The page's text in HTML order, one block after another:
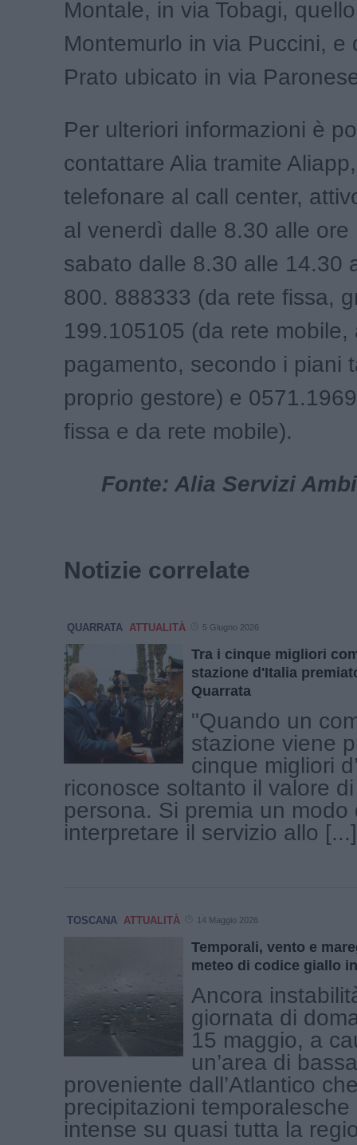
Montale, in via Tobagi,
Montemurlo in via Puccini, e
Prato ubicato in via
Per ulteriori informazioni è
contattare Alia tramite
telefonare al call center,
al venerdì dalle 8.30 alle ore
sabato dalle 8.30 alle 14.30
800. 888333 (da rete fissa,
199.105105 (da rete mobile,
pagamento, secondo i piani
proprio gestore) e
fissa e da rete mobile).
Fonte: Alia Servizi
Notizie correlate
QUARRATA ATTUALITÀ 5 Giugno 2026
Tra i cinque migliori
stazione d'Italia
Quarrata
"Quando un
stazione viene
cinque migliori
riconosce soltanto il valore
persona. Si premia un modo
interpretare il servizio allo [...]
TOSCANA ATTUALITÀ 14 Maggio 2026
Temporali, vento e
meteo di codice giallo
Ancora
giornata di
15 maggio, a
un’area di
proveniente dall’Atlantico
precipitazioni temporalesche
intense su quasi tutta la